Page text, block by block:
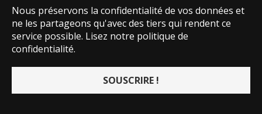
Nous préservons la confidentialité de vos données et
ne les partageons qu'avec des tiers qui rendent ce
service possible. Lisez notre politique de
confidentialité.